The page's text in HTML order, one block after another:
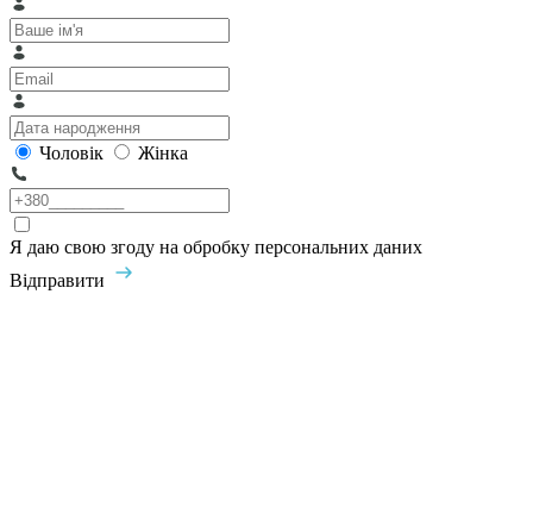
Чоловік Жінка
Я даю свою згоду на обробку персональних даних
Відправити